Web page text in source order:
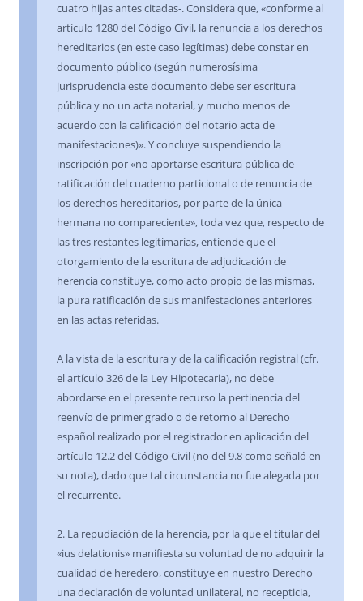
cuatro hijas antes citadas-. Considera que, «conforme al
artículo 1280 del Código Civil, la renuncia a los derechos
hereditarios (en este caso legítimas) debe constar en
documento público (según numerosísima
jurisprudencia este documento debe ser escritura
pública y no un acta notarial, y mucho menos de
acuerdo con la calificación del notario acta de
manifestaciones)». Y concluye suspendiendo la
inscripción por «no aportarse escritura pública de
ratificación del cuaderno particional o de renuncia de
los derechos hereditarios, por parte de la única
hermana no compareciente», toda vez que, respecto de
las tres restantes legitimarías, entiende que el
otorgamiento de la escritura de adjudicación de
herencia constituye, como acto propio de las mismas,
la pura ratificación de sus manifestaciones anteriores
en las actas referidas.
A la vista de la escritura y de la calificación registral (cfr.
el artículo 326 de la Ley Hipotecaria), no debe
abordarse en el presente recurso la pertinencia del
reenvío de primer grado o de retorno al Derecho
español realizado por el registrador en aplicación del
artículo 12.2 del Código Civil (no del 9.8 como señaló en
su nota), dado que tal circunstancia no fue alegada por
el recurrente.
2. La repudiación de la herencia, por la que el titular del
«ius delationis» manifiesta su voluntad de no adquirir la
cualidad de heredero, constituye en nuestro Derecho
una declaración de voluntad unilateral, no recepticia,